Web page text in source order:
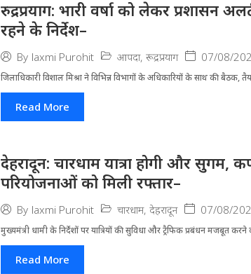
रुद्रप्रयाग: भारी वर्षा को लेकर प्रशासन
रहने के निर्देश–
By laxmi Purohit आपदा, रूद्रप्रयाग 07/08/
जिला​धिकारी विशाल मिश्रा ने वि​भिन्न विभागों के अ​धिकारियों के साथ की बैठक,
Read More
देहरादून: चारधाम यात्रा होगी और सुगम,
परियोजनाओं को मिली रफ्तार–
By laxmi Purohit चारधाम, देहरादून 07/08/
मुख्यमंत्री धामी के निर्देशों पर यात्रियों की सुविधा और ट्रैफिक प्रबंधन मजबूत करने
Read More